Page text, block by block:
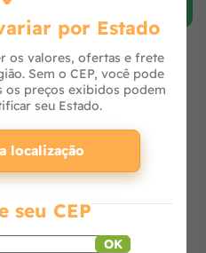
o produto
seja o primeiro a
estão vendo
por Estado
os valores, ofertas e frete
Sem o CEP, você pode
os preços exibidos podem
seu Estado.
localização
seu CEP
OK